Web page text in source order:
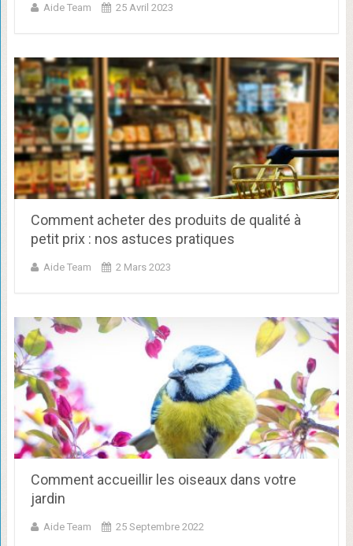
Aide Team 25 Avril 2023
Comment acheter des produits de qualité à
petit prix : nos astuces pratiques
Aide Team 2 Mars 2023
Comment accueillir les oiseaux dans votre
jardin
Aide Team 25 Septembre 2022